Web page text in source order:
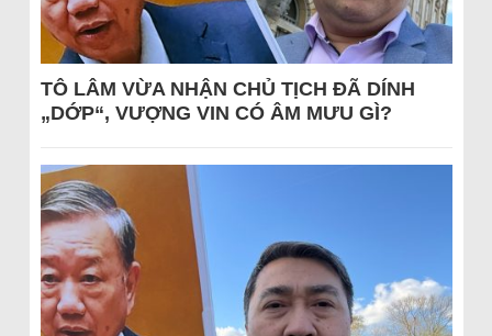
TÔ LÂM VỪA NHẬN CHỦ TỊCH ĐÃ DÍNH
„DỚP“, VƯỢNG VIN CÓ ÂM MƯU GÌ?